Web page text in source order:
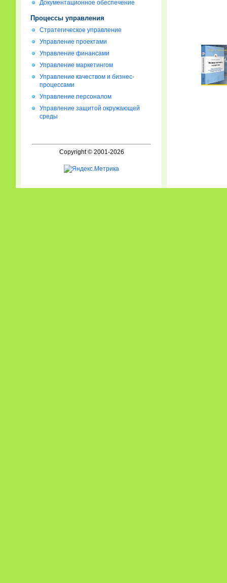
Документационное обеспечение
Процессы управления
Стратегическое управление
Управление проектами
Управление финансами
Управление маркетингом
Управление качеством и бизнес-
процессами
Управление персоналом
Управление защитой окружающей
среды
Copyright © 2001-2026